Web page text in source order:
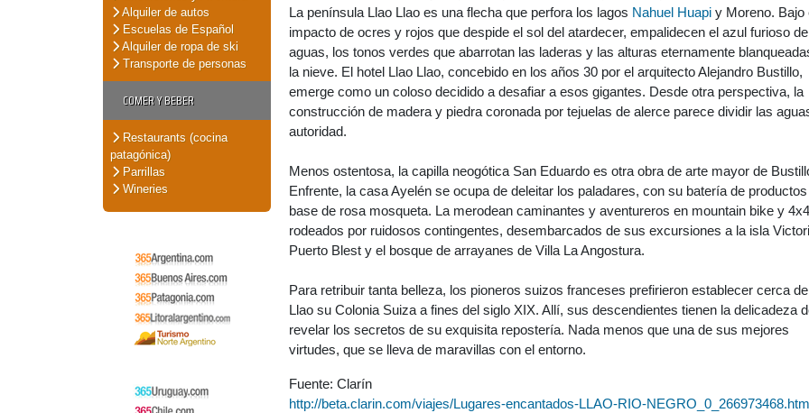
Alquiler de autos
Escuelas de Español
Alquiler de ropa de ski
Transporte de personas
COMER Y BEBER
Restaurants (cocina
patagónica)
Parrillas
Wineries
La península Llao Llao es una flecha que perfora los lagos Nahuel Huapi y Moreno. Bajo
impacto de ocres y rojos que despide el sol del atardecer, empalidecen el azul furioso
aguas, los tonos verdes que abarrotan las laderas y las alturas eternamente
la nieve. El hotel Llao Llao, concebido en los años 30 por el arquitecto Alejandro Bustillo,
emerge como un coloso decidido a desafiar a esos gigantes. Desde otra perspectiva, la
construcción de madera y piedra coronada por tejuelas de alerce parece dividir las
autoridad.
Menos ostentosa, la capilla neogótica San Eduardo es otra obra de arte mayor de
Enfrente, la casa Ayelén se ocupa de deleitar los paladares, con su batería de
base de rosa mosqueta. La merodean caminantes y aventureros en mountain bike y
rodeados por ruidosos contingentes, desembarcados de sus excursiones a la isla
Puerto Blest y el bosque de arrayanes de Villa La Angostura.
Para retribuir tanta belleza, los pioneros suizos franceses prefirieron establecer cerca
Llao su Colonia Suiza a fines del siglo XIX. Allí, sus descendientes tienen la delicadeza
revelar los secretos de su exquisita repostería. Nada menos que una de sus mejores
virtudes, que se lleva de maravillas con el entorno.
Fuente: Clarín
http://beta.clarin.com/viajes/Lugares-encantados-LLAO-RIO-